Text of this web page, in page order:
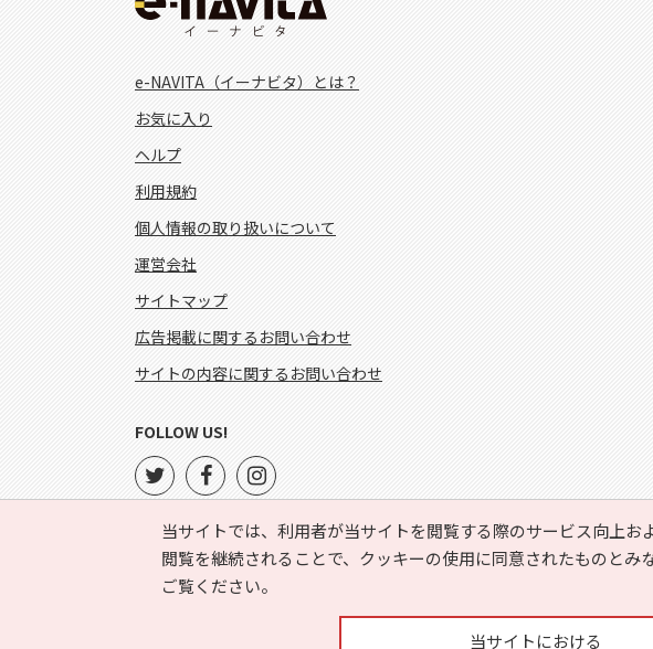
当サイトでは、利用者が当サイトを閲覧する際のサービス向上
閲覧を継続されることで、クッキーの使用に同意されたものとみ
ご覧ください。
当サイトにおける
e-NAVITA（イーナビタ）とは？
お気に入り
ヘルプ
利用規約
個人情報の取り扱いについて
運営会社
サイトマップ
広告掲載に関するお問い合わせ
サイトの内容に関するお問い合わせ
FOLLOW US!